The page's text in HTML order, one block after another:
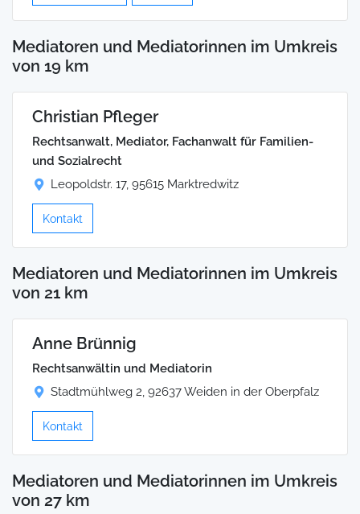
Mediatoren und Mediatorinnen im Umkreis
von 19 km
Christian Pfleger
Rechtsanwalt, Mediator, Fachanwalt für Familien-
und Sozialrecht
Leopoldstr. 17, 95615 Marktredwitz
Kontakt
Mediatoren und Mediatorinnen im Umkreis
von 21 km
Anne Brünnig
Rechtsanwältin und Mediatorin
Stadtmühlweg 2, 92637 Weiden in der Oberpfalz
Kontakt
Mediatoren und Mediatorinnen im Umkreis
von 27 km